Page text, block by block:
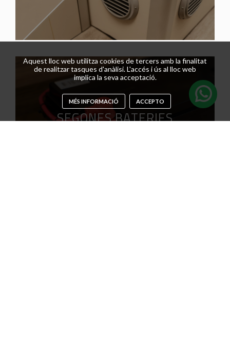
SEGONES BATERIES
Aquest lloc web utilitza cookies de tercers amb la finalitat
de realitzar tasques d'anàlisi. L'accés i ús al lloc web
implica la seva acceptació.
MÉS INFORMACIÓ ACCEPTO